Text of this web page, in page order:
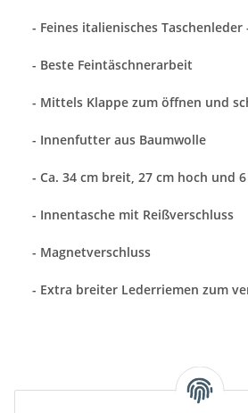
- Feines italienisches Taschenleder
- Beste Feintäschnerarbeit
- Mittels Klappe zum öffnen und
- Innenfutter aus Baumwolle
- Ca. 34 cm breit, 27 cm hoch und
- Innentasche mit Reißverschluss
- Magnetverschluss
- Extra breiter Lederriemen zum